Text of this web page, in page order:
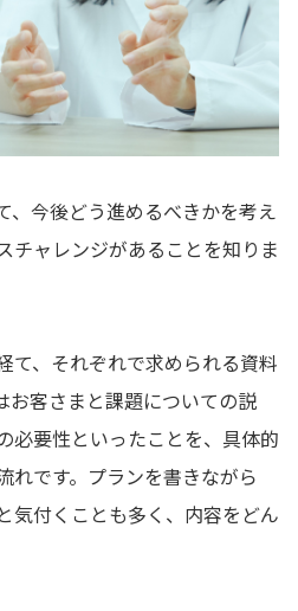
、今後どう進めるべきかを考え
チャレンジがあることを知りま
て、それぞれで求められる資料
お客さまと課題についての説
必要性といったことを、具体的
れです。プランを書きながら
気付くことも多く、内容をどん